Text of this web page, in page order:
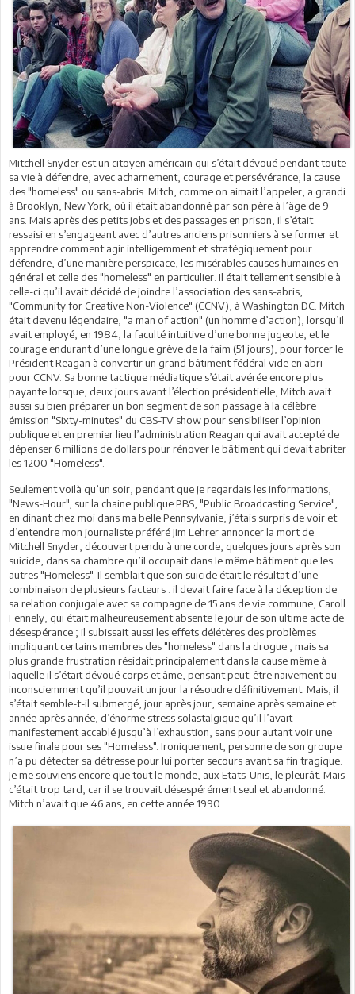
Mitchell Snyder est un citoyen américain qui s’était dévoué pendant toute
sa vie à défendre, avec acharnement, courage et persévérance, la cause
des "homeless" ou sans-abris. Mitch, comme on aimait l’appeler, a grandi
à Brooklyn, New York, où il était abandonné par son père à l’âge de 9
ans. Mais après des petits jobs et des passages en prison, il s’était
ressaisi en s’engageant avec d’autres anciens prisonniers à se former et
apprendre comment agir intelligemment et stratégiquement pour
défendre, d’une manière perspicace, les misérables causes humaines en
général et celle des "homeless" en particulier. Il était tellement sensible à
celle-ci qu’il avait décidé de joindre l’association des sans-abris,
"Community for Creative Non-Violence" (CCNV), à Washington DC. Mitch
était devenu légendaire, "a man of action" (un homme d’action), lorsqu’il
avait employé, en 1984, la faculté intuitive d’une bonne jugeote, et le
courage endurant d’une longue grève de la faim (51 jours), pour forcer le
Président Reagan à convertir un grand bâtiment fédéral vide en abri
pour CCNV. Sa bonne tactique médiatique s’était avérée encore plus
payante lorsque, deux jours avant l’élection présidentielle, Mitch avait
aussi su bien préparer un bon segment de son passage à la célèbre
émission "Sixty-minutes" du CBS-TV show pour sensibiliser l’opinion
publique et en premier lieu l’administration Reagan qui avait accepté de
dépenser 6 millions de dollars pour rénover le bâtiment qui devait abriter
les 1200 "Homeless".
Seulement voilà qu’un soir, pendant que je regardais les informations,
"News-Hour", sur la chaine publique PBS, "Public Broadcasting Service",
en dinant chez moi dans ma belle Pennsylvanie, j’étais surpris de voir et
d’entendre mon journaliste préféré Jim Lehrer annoncer la mort de
Mitchell Snyder, découvert pendu à une corde, quelques jours après son
suicide, dans sa chambre qu’il occupait dans le même bâtiment que les
autres "Homeless". Il semblait que son suicide était le résultat d’une
combinaison de plusieurs facteurs : il devait faire face à la déception de
sa relation conjugale avec sa compagne de 15 ans de vie commune, Caroll
Fennely, qui était malheureusement absente le jour de son ultime acte de
désespérance ; il subissait aussi les effets délétères des problèmes
impliquant certains membres des "homeless" dans la drogue ; mais sa
plus grande frustration résidait principalement dans la cause même à
laquelle il s’était dévoué corps et âme, pensant peut-être naïvement ou
inconsciemment qu’il pouvait un jour la résoudre définitivement. Mais, il
s’était semble-t-il submergé, jour après jour, semaine après semaine et
année après année, d’énorme stress solastalgique qu’il l’avait
manifestement accablé jusqu’à l’exhaustion, sans pour autant voir une
issue finale pour ses "Homeless". Ironiquement, personne de son groupe
n’a pu détecter sa détresse pour lui porter secours avant sa fin tragique.
Je me souviens encore que tout le monde, aux Etats-Unis, le pleurât. Mais
c’était trop tard, car il se trouvait désespérément seul et abandonné.
Mitch n’avait que 46 ans, en cette année 1990.